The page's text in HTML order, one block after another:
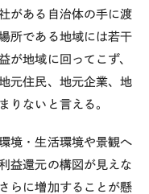
がある自治体の手に渡
所である地域には若干
が地域に回ってこず、
元住民、地元企業、地
りないと言える。
境・生活環境や景観へ
益還元の構図が見えな
らに増加することが懸